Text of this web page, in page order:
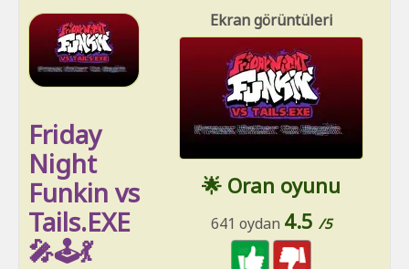
Ekran görüntüleri
🌟 Oran oyunu
641 oydan 4.5 /5
Friday
Night
Funkin vs
Tails.EXE
🎤🕹️💃